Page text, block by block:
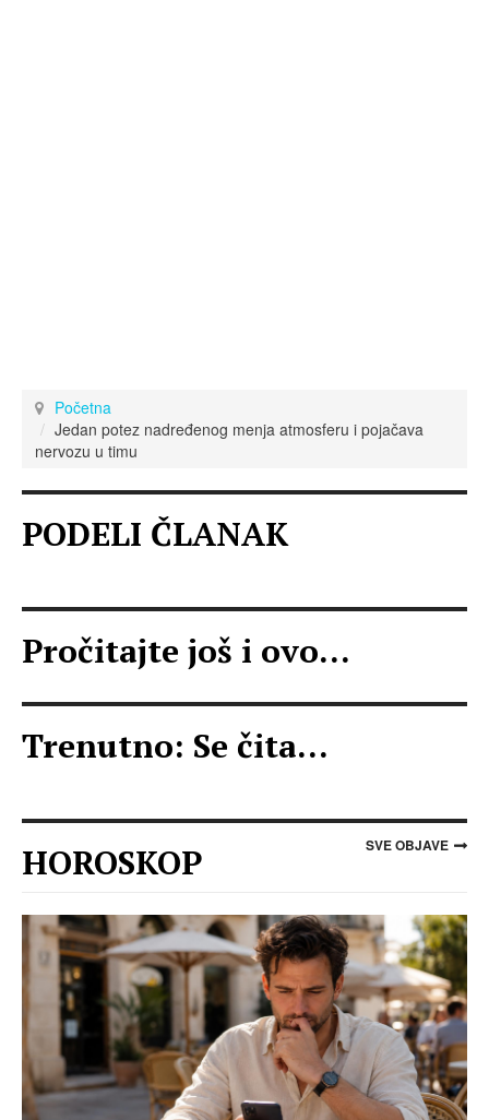
Početna
Jedan potez nadređenog menja atmosferu i pojačava
nervozu u timu
PODELI ČLANAK
Pročitajte još i ovo...
Trenutno: Se čita...
HOROSKOP SVE OBJAVE